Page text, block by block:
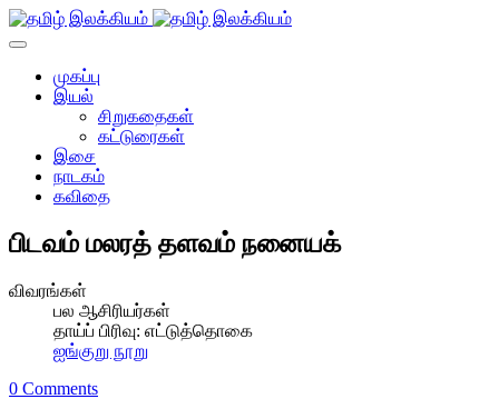
முகப்பு
இயல்
சிறுகதைகள்
கட்டுரைகள்
இசை
நாடகம்
கவிதை
பிடவம் மலரத் தளவம் நனையக்
விவரங்கள்
பல ஆசிரியர்கள்
தாய்ப் பிரிவு: எட்டுத்தொகை
ஐங்குறு நூறு
0 Comments